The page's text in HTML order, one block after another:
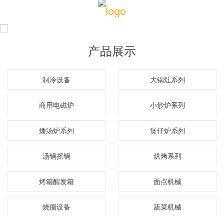
产品展示
制冷设备 大锅灶系列
商用电磁炉 小炒炉系列
矮汤炉系列 煲仔炉系列
汤锅摇锅 烘烤系列
烤箱醒发箱 面点机械
烧腊设备 蔬菜机械